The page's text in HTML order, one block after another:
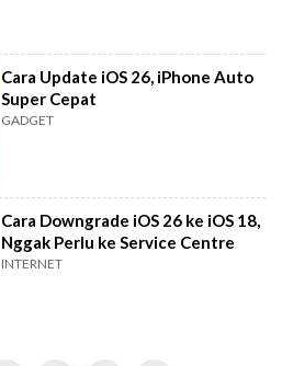
Cara Update iOS 26, iPhone Auto
Super Cepat
GADGET
Cara Downgrade iOS 26 ke iOS 18,
Nggak Perlu ke Service Centre
INTERNET